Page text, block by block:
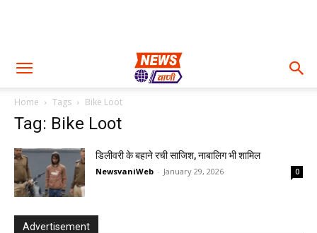
Home Tags Bike Loot
Tag: Bike Loot
डिलीवरी के बहाने रची साजिश, नाबालिग भी शामिल
NewsvaniWeb - January 29, 2026 0
Advertisement